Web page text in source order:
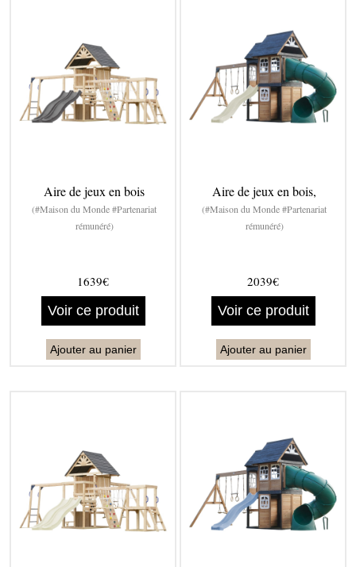
Aire de jeux en bois
(#Maison du Monde #Partenariat
rémunéré)
1639€
Voir ce produit
Ajouter au panier
Aire de jeux en bois,
(#Maison du Monde #Partenariat
rémunéré)
2039€
Voir ce produit
Ajouter au panier